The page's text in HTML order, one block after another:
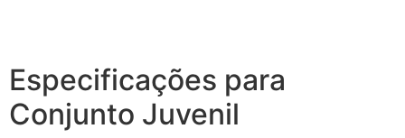
Especificações para
Conjunto Juvenil